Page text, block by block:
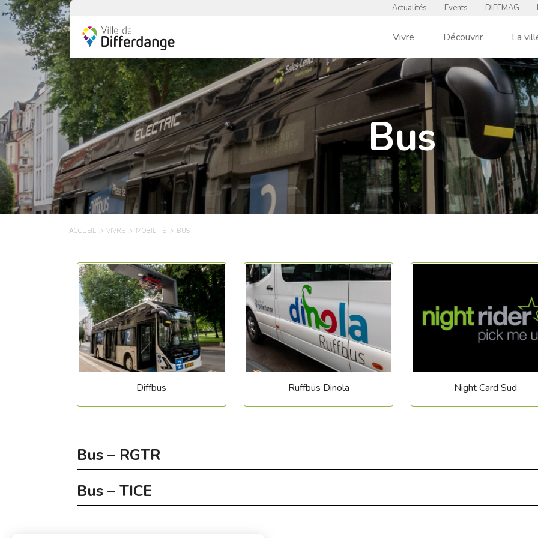
Actualités Events DIFFMAG
Vivre Découvrir La
Bus
ACCUEIL VIVRE MOBILITÉ BUS
Diffbus Ruffbus Dinola Night Card Sud
Bus – RGTR
Les lignes RGTR suivantes desservent Differdange :
Bus – TICE